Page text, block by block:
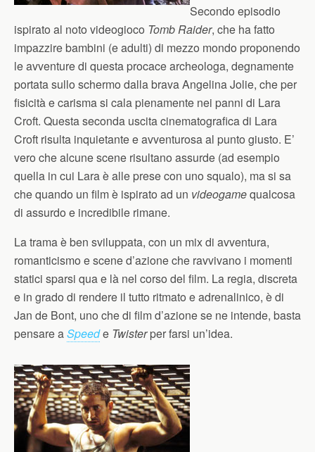
Secondo episodio
ispirato al noto videogioco Tomb Raider, che ha fatto
impazzire bambini (e adulti) di mezzo mondo proponendo
le avventure di questa procace archeologa, degnamente
portata sullo schermo dalla brava Angelina Jolie, che per
fisicità e carisma si cala pienamente nei panni di Lara
Croft. Questa seconda uscita cinematografica di Lara
Croft risulta inquietante e avventurosa al punto giusto. E’
vero che alcune scene risultano assurde (ad esempio
quella in cui Lara è alle prese con uno squalo), ma si sa
che quando un film è ispirato ad un videogamequalcosa
di assurdo e incredibile rimane.
La trama è ben sviluppata, con un mix di avventura,
romanticismo e scene d’azione che ravvivano i momenti
statici sparsi qua e là nel corso del film. La regia, discreta
e in grado di rendere il tutto ritmato e adrenalinico, è di
Jan de Bont, uno che di film d’azione se ne intende, basta
pensare aSpeede Twisterper farsi un’idea.